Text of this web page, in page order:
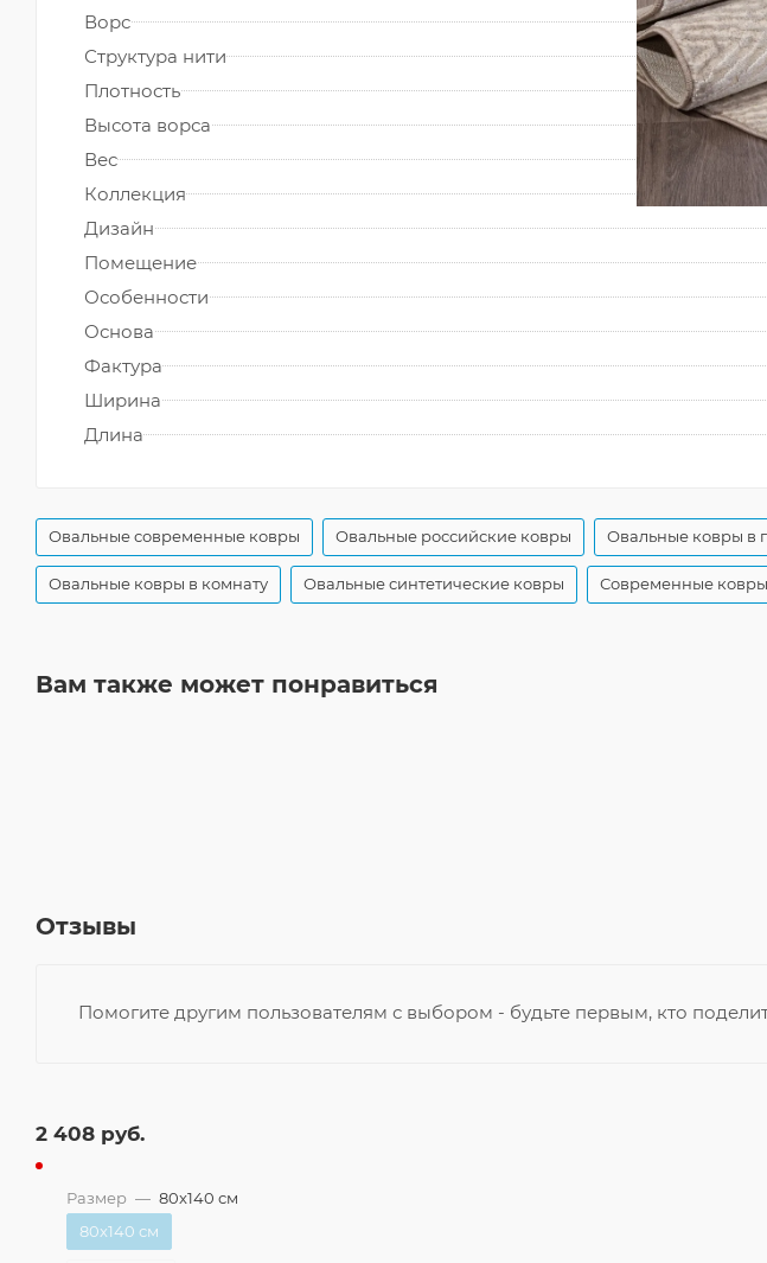
Ворс
Структура нити
Плотность
Высота ворса
Вес
Коллекция
Дизайн
Помещение
Особенности
Основа
Фактура
Ширина
Длина
Овальные современные ковры Овальные российские ковры Овальные ковры в
Овальные ковры в комнату Овальные синтетические ковры Современные ковры
Вам также может понравиться
Отзывы
Помогите другим пользователям с выбором - будьте первым, кто
2 408 руб.
Размер — 80x140 см
80x140 см